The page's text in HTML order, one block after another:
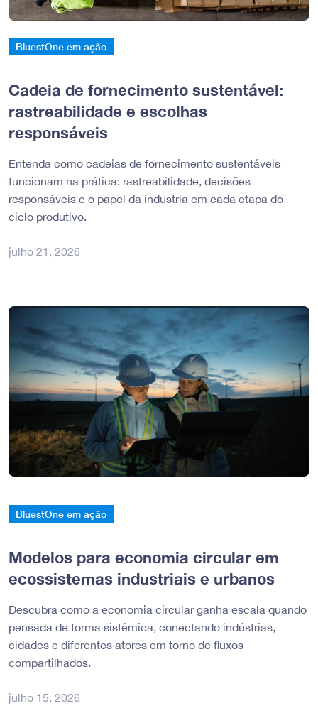
BluestOne em ação
Cadeia de fornecimento sustentável:
rastreabilidade e escolhas
responsáveis
Entenda como cadeias de fornecimento sustentáveis
funcionam na prática: rastreabilidade, decisões
responsáveis e o papel da indústria em cada etapa do
ciclo produtivo.
julho 21, 2026
BluestOne em ação
Modelos para economia circular em
ecossistemas industriais e urbanos
Descubra como a economia circular ganha escala quando
pensada de forma sistêmica, conectando indústrias,
cidades e diferentes atores em torno de fluxos
compartilhados.
julho 15, 2026